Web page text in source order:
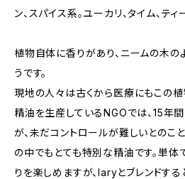
ン、スパイス系。ユーカリ、タイム、テ
植物自体に香りがあり、ニームの木
うです。
現地の人々は古くから医療にもこの植
精油を生産しているNGOでは、15年
が、未だコントロールが難しいとのこ
の中でもとても特別な精油です。単
りを楽しめますが、Iaryとブレンドす